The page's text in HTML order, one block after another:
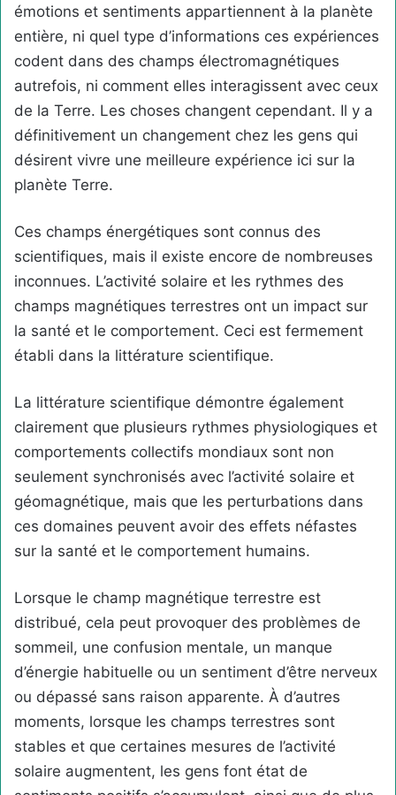
émotions et sentiments appartiennent à la planète
entière, ni quel type d’informations ces expériences
codent dans des champs électromagnétiques
autrefois, ni comment elles interagissent avec ceux
de la Terre. Les choses changent cependant. Il y a
définitivement un changement chez les gens qui
désirent vivre une meilleure expérience ici sur la
planète Terre.
Ces champs énergétiques sont connus des
scientifiques, mais il existe encore de nombreuses
inconnues. L’activité solaire et les rythmes des
champs magnétiques terrestres ont un impact sur
la santé et le comportement. Ceci est fermement
établi dans la littérature scientifique.
La littérature scientifique démontre également
clairement que plusieurs rythmes physiologiques et
comportements collectifs mondiaux sont non
seulement synchronisés avec l’activité solaire et
géomagnétique, mais que les perturbations dans
ces domaines peuvent avoir des effets néfastes
sur la santé et le comportement humains.
Lorsque le champ magnétique terrestre est
distribué, cela peut provoquer des problèmes de
sommeil, une confusion mentale, un manque
d’énergie habituelle ou un sentiment d’être nerveux
ou dépassé sans raison apparente. À d’autres
moments, lorsque les champs terrestres sont
stables et que certaines mesures de l’activité
solaire augmentent, les gens font état de